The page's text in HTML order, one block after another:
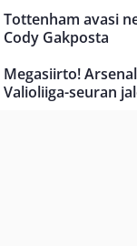
Tottenham avasi
Cody Gakposta
Megasiirto!
Valioliiga-seuran